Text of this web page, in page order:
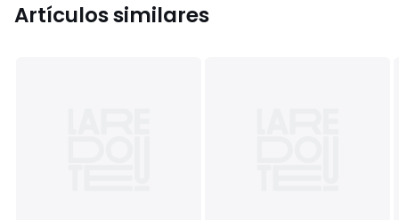
Artículos similares